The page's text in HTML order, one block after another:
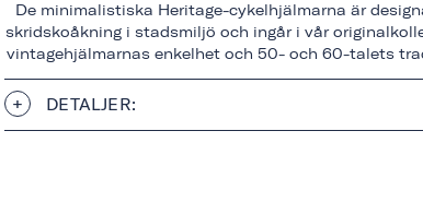
De minimalistiska Heritage-cykelhjälmarna är
skridskoåkning i stadsmiljö och ingår i vår
vintagehjälmarnas enkelhet och 50- och 60-talets
DETALJER: